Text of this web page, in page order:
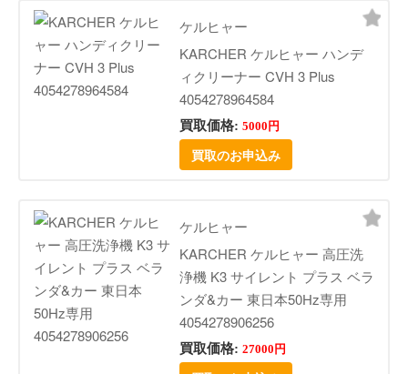
ケルヒャー
KARCHER ケルヒャー ハンデ
ィクリーナー CVH 3 Plus
4054278964584
買取価格: 5000円
買取のお申込み
ケルヒャー
KARCHER ケルヒャー 高圧洗
浄機 K3 サイレント プラス ベラ
ンダ&カー 東日本50Hz専用
4054278906256
買取価格: 27000円